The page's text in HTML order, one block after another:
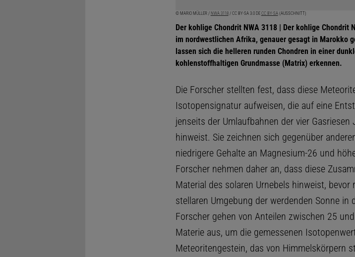
© MARIO MÜLLER / NWA 3118/ CC BY-SA 3.0 DE CC BY-SA(AUSSCHNITT)
Der kohlige Chondrit NWA 3118 | Der kohlige Chondrit
im nordwestlichen Afrika, genauer gesagt in Marokko
lassen sich die helleren runden Chondren in einer
kohlenstoffhaltigen Grundmasse (Matrix) erkennen.
Die Forscher stellten fest, dass diese
Isotopensignatur aufweisen, die auf eine
jenseits der Umlaufbahnen der vier
hinweist. Sie zeichnen sich gegenüber
niedrigere Gehalte an Magnesium-26 und
Forscher nehmen daher an, dass diese
Material des solaren Urnebels hinweist,
stellaren Umgebung der werdenden Sonne in
Forscher gehen von Anteilen zwischen 25
Materie aus, um die gemessenen
Meteoritengestein, das von Himmelskörpern